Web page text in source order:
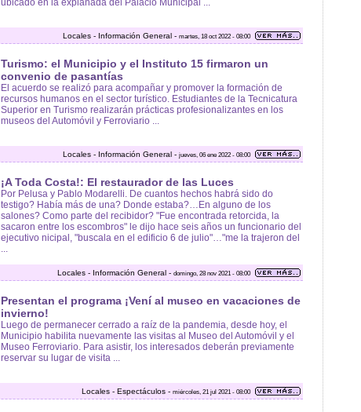
ubicado en la explanada del Palacio Municipal ...
Locales - Información General - martes, 18 oct 2022 - 08:00
Turismo: el Municipio y el Instituto 15 firmaron un
convenio de pasantías
El acuerdo se realizó para acompañar y promover la formación de
recursos humanos en el sector turístico. Estudiantes de la Tecnicatura
Superior en Turismo realizarán prácticas profesionalizantes en los
museos del Automóvil y Ferroviario ...
Locales - Información General - jueves, 06 ene 2022 - 08:00
¡A Toda Costa!: El restaurador de las Luces
Por Pelusa y Pablo Modarelli. De cuantos hechos habrá sido do
testigo? Había más de una? Donde estaba?…En alguno de los
salones? Como parte del recibidor? "Fue encontrada retorcida, la
sacaron entre los escombros" le dijo hace seis años un funcionario del
ejecutivo nicipal, "buscala en el edificio 6 de julio"…"me la trajeron del
...
Locales - Información General - domingo, 28 nov 2021 - 08:00
Presentan el programa ¡Vení al museo en vacaciones de
invierno!
Luego de permanecer cerrado a raíz de la pandemia, desde hoy, el
Municipio habilita nuevamente las visitas al Museo del Automóvil y el
Museo Ferroviario. Para asistir, los interesados deberán previamente
reservar su lugar de visita ...
Locales - Espectáculos - miércoles, 21 jul 2021 - 08:00